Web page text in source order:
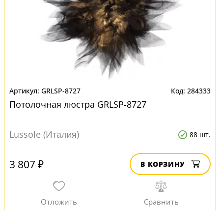
GRLSP-8727 284333
Потолочная люстра GRLSP-8727
Lussole (Италия) 88 шт.
3 807 ₽ В КОРЗИНУ